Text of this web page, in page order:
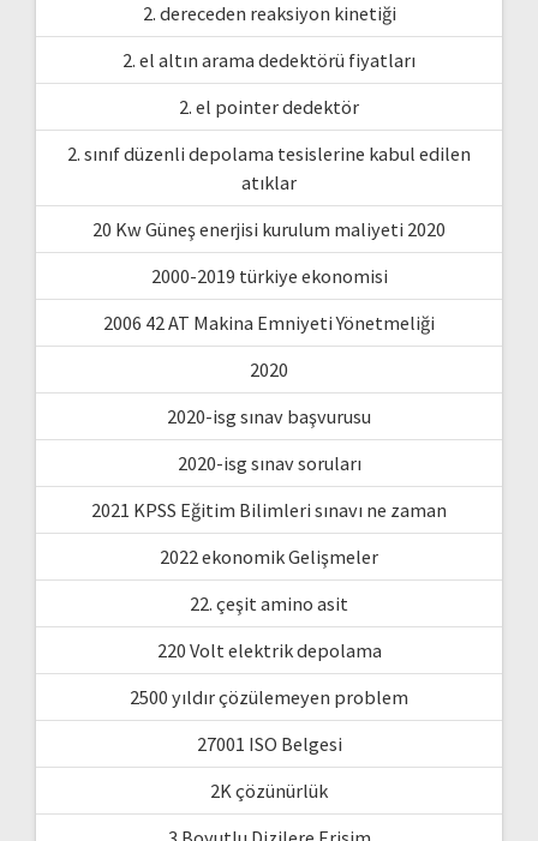
2. dereceden reaksiyon kinetiği
2. el altın arama dedektörü fiyatları
2. el pointer dedektör
2. sınıf düzenli depolama tesislerine kabul edilen
atıklar
20 Kw Güneş enerjisi kurulum maliyeti 2020
2000-2019 türkiye ekonomisi
2006 42 AT Makina Emniyeti Yönetmeliği
2020
2020-isg sınav başvurusu
2020-isg sınav soruları
2021 KPSS Eğitim Bilimleri sınavı ne zaman
2022 ekonomik Gelişmeler
22. çeşit amino asit
220 Volt elektrik depolama
2500 yıldır çözülemeyen problem
27001 ISO Belgesi
2K çözünürlük